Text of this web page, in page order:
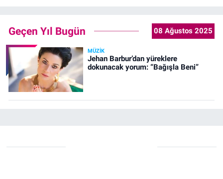
Geçen Yıl Bugün 08 Ağustos 2025
MÜZIK
Jehan Barbur’dan yüreklere
dokunacak yorum: “Bağışla Beni”